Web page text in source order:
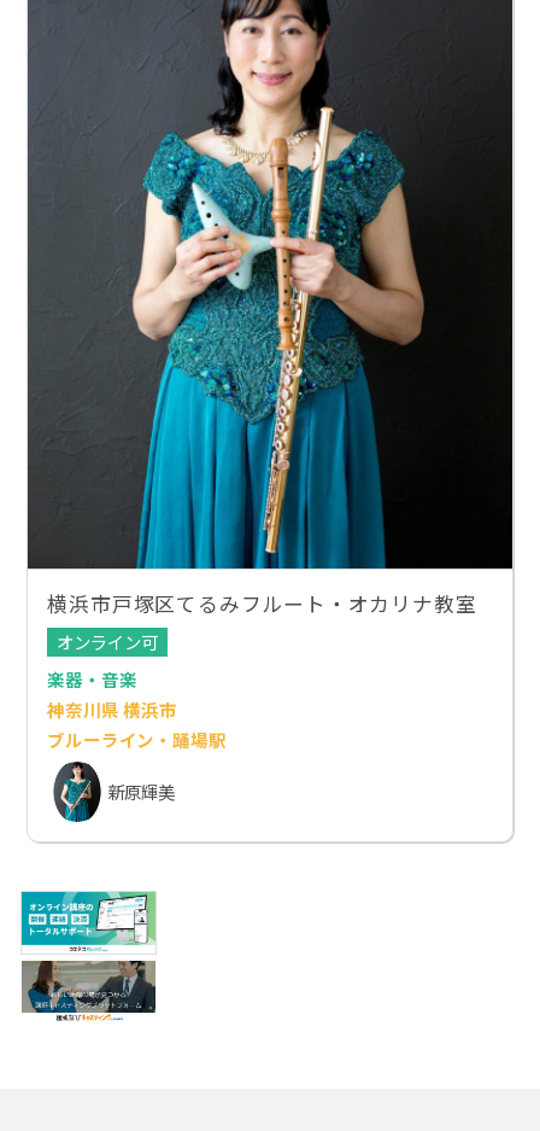
横浜市戸塚区てるみフルート・オカリナ教室
オンライン可
楽器・音楽
神奈川県 横浜市
ブルーライン・踊場駅
新原輝美